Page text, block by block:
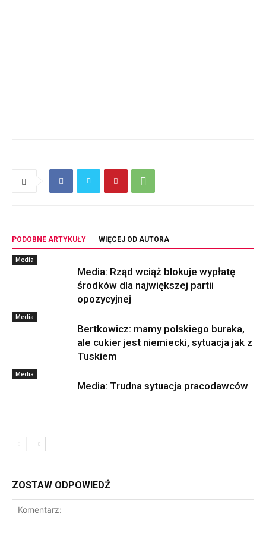
PODOBNE ARTYKUŁY WIĘCEJ OD AUTORA
Media
Media: Rząd wciąż blokuje wypłatę
środków dla największej partii
opozycyjnej
Media
Bertkowicz: mamy polskiego buraka,
ale cukier jest niemiecki, sytuacja jak z
Tuskiem
Media
Media: Trudna sytuacja pracodawców
ZOSTAW ODPOWIEDŹ